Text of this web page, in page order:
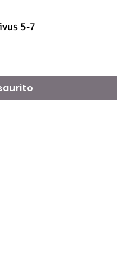
5-7